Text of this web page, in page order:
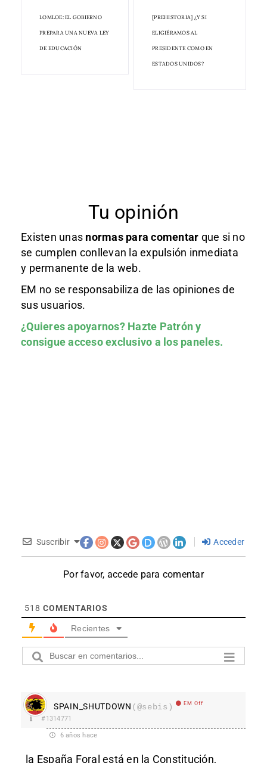
LOMLOE: EL GOBIERNO
PREPARA UNA NUEVA LEY
DE EDUCACIÓN
[PREHISTORIA] ¿Y SI
ELIGIÉRAMOS AL
PRESIDENTE COMO EN
ESTADOS UNIDOS?
Tu opinión
Existen unas normas para comentar que si no
se cumplen conllevan la expulsión inmediata
y permanente de la web.
EM no se responsabiliza de las opiniones de
sus usuarios.
¿Quieres apoyarnos? Hazte Patróny
consigue acceso exclusivo a los paneles.
Suscribir Acceder
Por favor, accede para comentar
518 COMENTARIOS
Recientes
SPAIN_SHUTDOWN (@sebis) EM Off
#1314771
6 años hace
la España Foral está en la Constitución,